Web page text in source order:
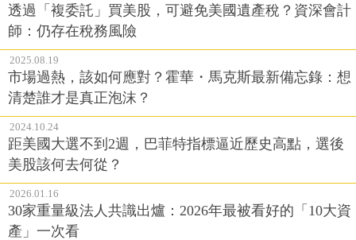
透過「複委託」買美股，可避免美國遺產稅？資深會計
師：仍存在稅務風險
2025.08.19
市場過熱，該如何應對？霍華・馬克斯最新備忘錄：想
清楚誰才是真正泡沫？
2024.10.24
距美國大選不到2週，巴菲特指標逼近歷史高點，選後
美股該何去何從？
2026.01.16
30家重量級法人共識出爐：2026年最被看好的「10大資
產」一次看